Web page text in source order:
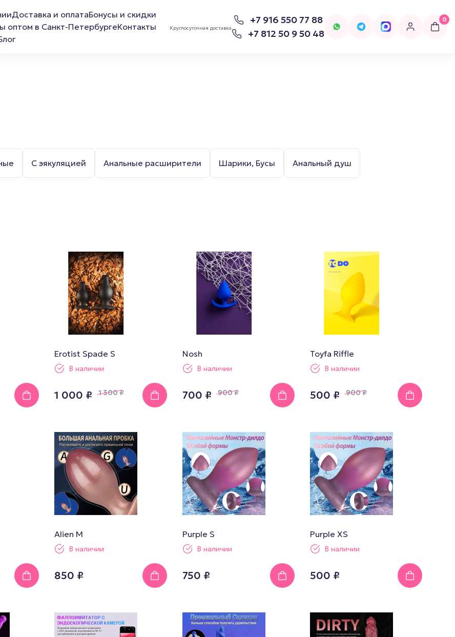
Доставка и оплатаБонусы и скидки
оптом в Санкт-ПетербургеКонтакты
Круглосуточная доставка
+7 916 550 77 88
+7 812 50 9 50 48
0
Анальная смазка
Силиконовая смазка
Смазка на гибридной основе
Смазка на порошковой
основе
Смазка на масляной основе
Дилдо
Анальные стимуляторы
Для члена
Гиганты, фистинг
Женское Бельё
Презервативы
С эякуляцией Анальные расширители Шарики, Бусы Анальный душ
Erotist Spade S
В наличии
1 000 ₽ 1 300₽
Nosh
В наличии
700 ₽ 900₽
Toyfa Riffle
В наличии
500 ₽ 900₽
Alien M
В наличии
850 ₽
Purple S
В наличии
750 ₽
Purple XS
В наличии
500 ₽